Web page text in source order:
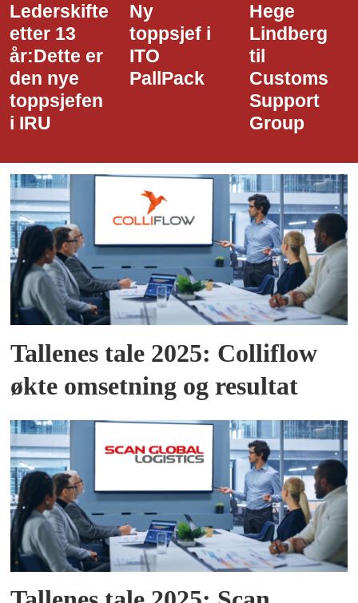
Lederskifte
etter 13
år:Dette er
den nye
toppsjefen
i IRU
Ny
toppsjef i
ITO
PallPack
Hege
Lindberg
til
Customs
Support
Group
Tallenes tale 2025: Colliflow
økte omsetning og resultat